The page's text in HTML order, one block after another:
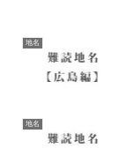
地名
地名